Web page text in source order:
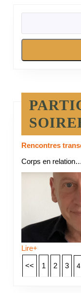
Rencontres
Corps en
Lire+
<< 1 2 3 4